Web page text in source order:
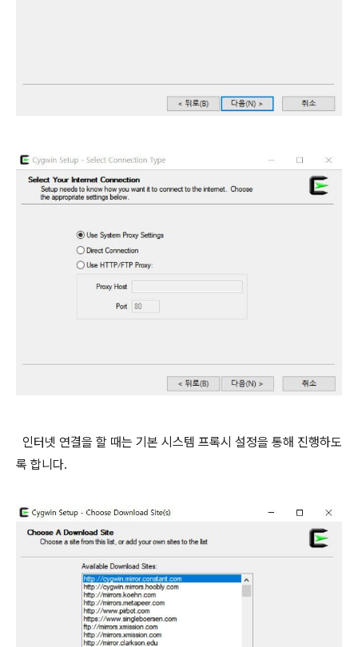
인터넷 연결을 할 때는 기본 시스템 프록시 설정을 통해 진행하도
록 합니다.